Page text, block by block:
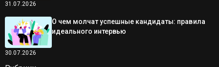
31.07.2026
30.07.2026
О чем молчат успешные кандидаты: правила
идеального интервью